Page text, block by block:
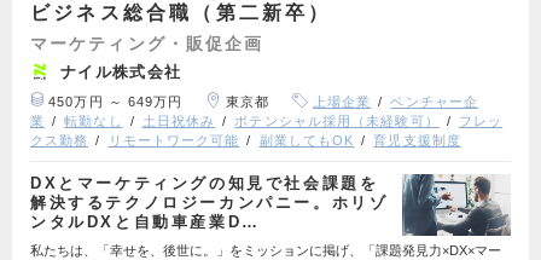
ビジネス総合職（第二新卒）
マーケティング・販促企画
ナイル株式会社
450万円 ～ 649万円 東京都 上場企業
ベンチャー企
業
転勤なし 土日祝休み ポテンシャル採用（未経験可）
フレッ
クス勤務
リモートワーク可能 副業してもOK 育児支援制度
DXとマーケティングの知見で社会課題を
解決するテクノロジーカンパニー。ホリゾ
ンタルDXと自動車産業D…
私たちは、「幸せを、後世に。」をミッションに掲げ、「課題発見力×DX×マー